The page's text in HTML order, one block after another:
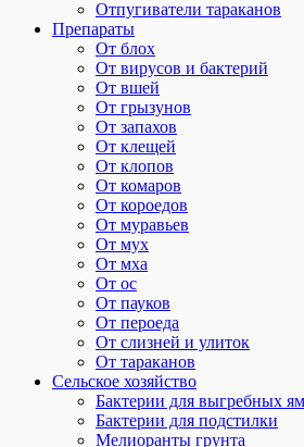
Отпугиватели тараканов
Препараты
От блох
От вирусов и бактерий
От вшей
От грызунов
От запахов
От клещей
От клопов
От комаров
От короедов
От муравьев
От мух
От мха
От ос
От пауков
От пероеда
От слизней и улиток
От тараканов
Сельское хозяйство
Бактерии для выгребных
Бактерии для подстилки
Мелиоранты грунта